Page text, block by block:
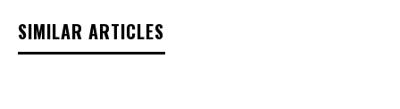
SIMILAR ARTICLES